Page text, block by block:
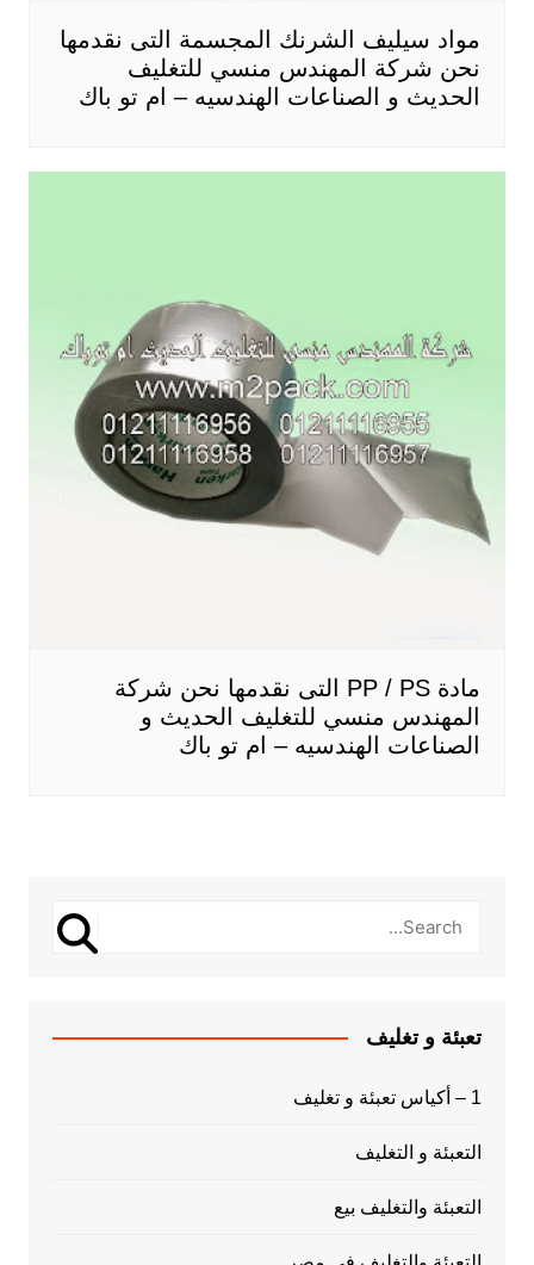
مواد سيليف الشرنك المجسمة التى نقدمها
نحن شركة المهندس منسي للتغليف
الحديث و الصناعات الهندسيه – ام تو باك
مادة PP / PS التى نقدمها نحن شركة
المهندس منسي للتغليف الحديث و
الصناعات الهندسيه – ام تو باك
تعبئة و تغليف
1 – أكياس تعبئة و تغليف
التعبئة و التغليف
التعبئة والتغليف بيع